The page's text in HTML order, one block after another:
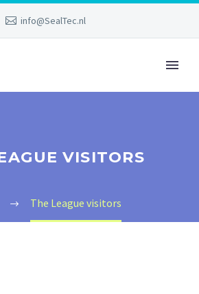
info@SealTec.nl
VISITORS
The League visitors